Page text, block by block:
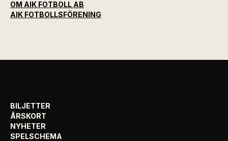
OM AIK FOTBOLL AB
AIK FOTBOLLSFÖRENING
BILJETTER
ÅRSKORT
NYHETER
SPELSCHEMA